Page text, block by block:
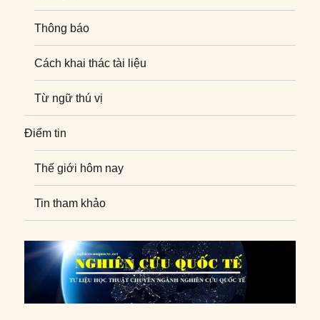
Thông báo
Cách khai thác tài liệu
Từ ngữ thú vị
Điểm tin
Thế giới hôm nay
Tin tham khảo